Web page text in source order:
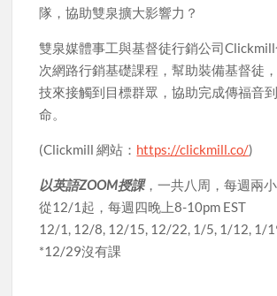
隊，協助雙泉擴大影響力？
雙泉媒體事工與基督徒行銷公司
次網路行銷基礎課程，幫助裝備基督徒
技來接觸到目標群眾，協助完成傳福音
命。
(Clickmill 網站： https://clickmill.co/)
以英語ZOOM授課，一共八周，每週兩小
從12/1起，每週四晚上8-10pm EST
12/1, 12/8, 12/15, 12/22, 1/5, 1/12, 1/
*12/29沒有課